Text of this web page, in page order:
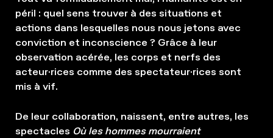
péril : quel sens trouver à des situations et
actions dans lesquelles nous nous jetons avec
conviction et inconscience ? Grâce à leur
observation acérée, les corps et nerfs des
acteur·rices comme des spectateur·rices sont
mis à vif.
De leur collaboration, naissent, entre autres, les
spectacles Où les hommes mourraient